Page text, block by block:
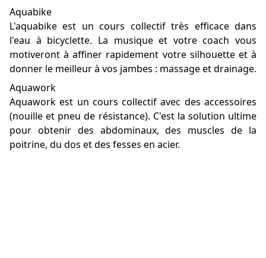
Aquabike
L'aquabike est un cours collectif très efficace dans
l'eau à bicyclette. La musique et votre coach vous
motiveront à affiner rapidement votre silhouette et à
donner le meilleur à vos jambes : massage et drainage.
Aquawork
Aquawork est un cours collectif avec des accessoires
(nouille et pneu de résistance). C'est la solution ultime
pour obtenir des abdominaux, des muscles de la
poitrine, du dos et des fesses en acier.